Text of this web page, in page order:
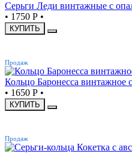
Серьги Леди винтажные с
• 1750 Р •
КУПИТЬ
Продаж
Кольцо Баронесса винтажное
• 1650 Р •
КУПИТЬ
Продаж